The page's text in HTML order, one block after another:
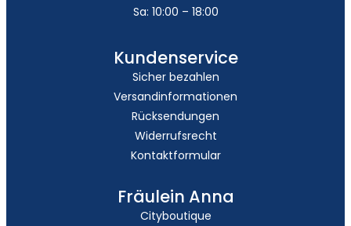
Sa: 10:00 – 18:00
Kundenservice
Sicher bezahlen
Versandinformationen
Rücksendungen
Widerrufsrecht
Kontaktformular
Fräulein Anna
Cityboutique